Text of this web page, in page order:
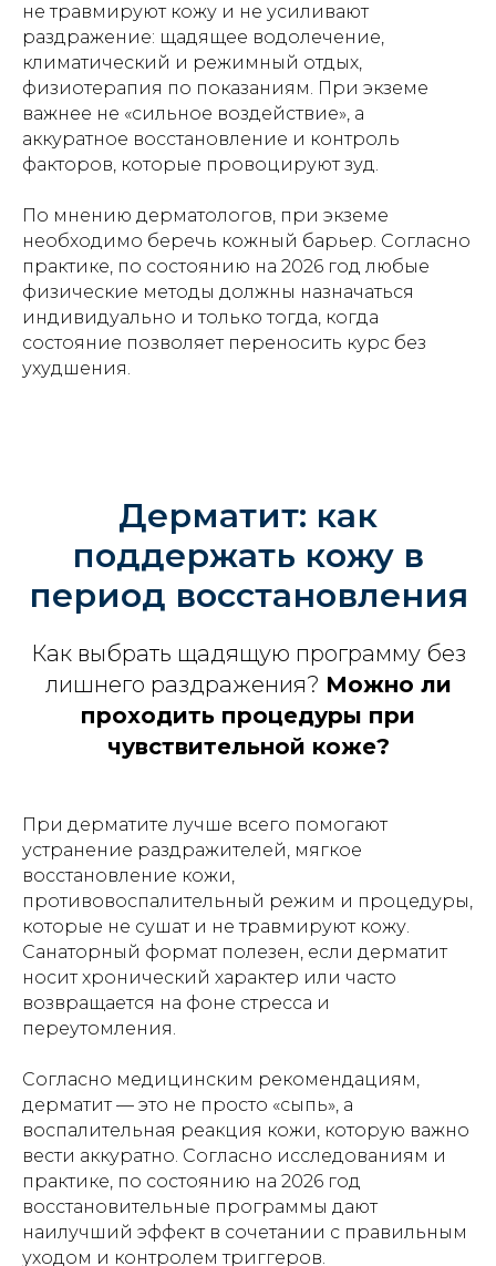
не травмируют кожу и не усиливают
раздражение: щадящее водолечение,
климатический и режимный отдых,
физиотерапия по показаниям. При экземе
важнее не «сильное воздействие», а
аккуратное восстановление и контроль
факторов, которые провоцируют зуд.
По мнению дерматологов, при экземе
необходимо беречь кожный барьер. Согласно
практике, по состоянию на 2026 год любые
физические методы должны назначаться
индивидуально и только тогда, когда
состояние позволяет переносить курс без
ухудшения.
Дерматит: как
поддержать кожу в
период восстановления
Как выбрать щадящую программу без
лишнего раздражения? Можно ли
проходить процедуры при
чувствительной коже?
При дерматите лучше всего помогают
устранение раздражителей, мягкое
восстановление кожи,
противовоспалительный режим и процедуры,
которые не сушат и не травмируют кожу.
Санаторный формат полезен, если дерматит
носит хронический характер или часто
возвращается на фоне стресса и
переутомления.
Согласно медицинским рекомендациям,
дерматит — это не просто «сыпь», а
воспалительная реакция кожи, которую важно
вести аккуратно. Согласно исследованиям и
практике, по состоянию на 2026 год
восстановительные программы дают
наилучший эффект в сочетании с правильным
уходом и контролем триггеров.